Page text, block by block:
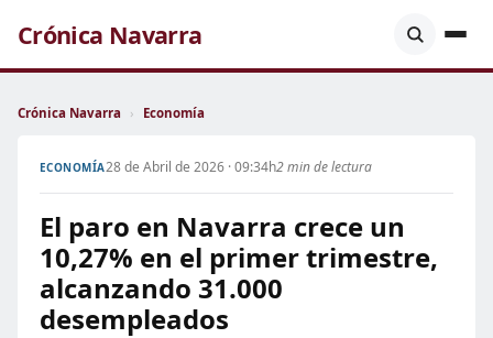
Crónica Navarra
Crónica Navarra › Economía
ECONOMÍA28 de Abril de 2026 · 09:34h2 min de lectura
El paro en Navarra crece un
10,27% en el primer trimestre,
alcanzando 31.000
desempleados